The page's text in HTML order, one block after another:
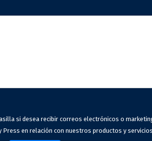
si desea recibir correos electrónicos o
en relación con nuestros productos y